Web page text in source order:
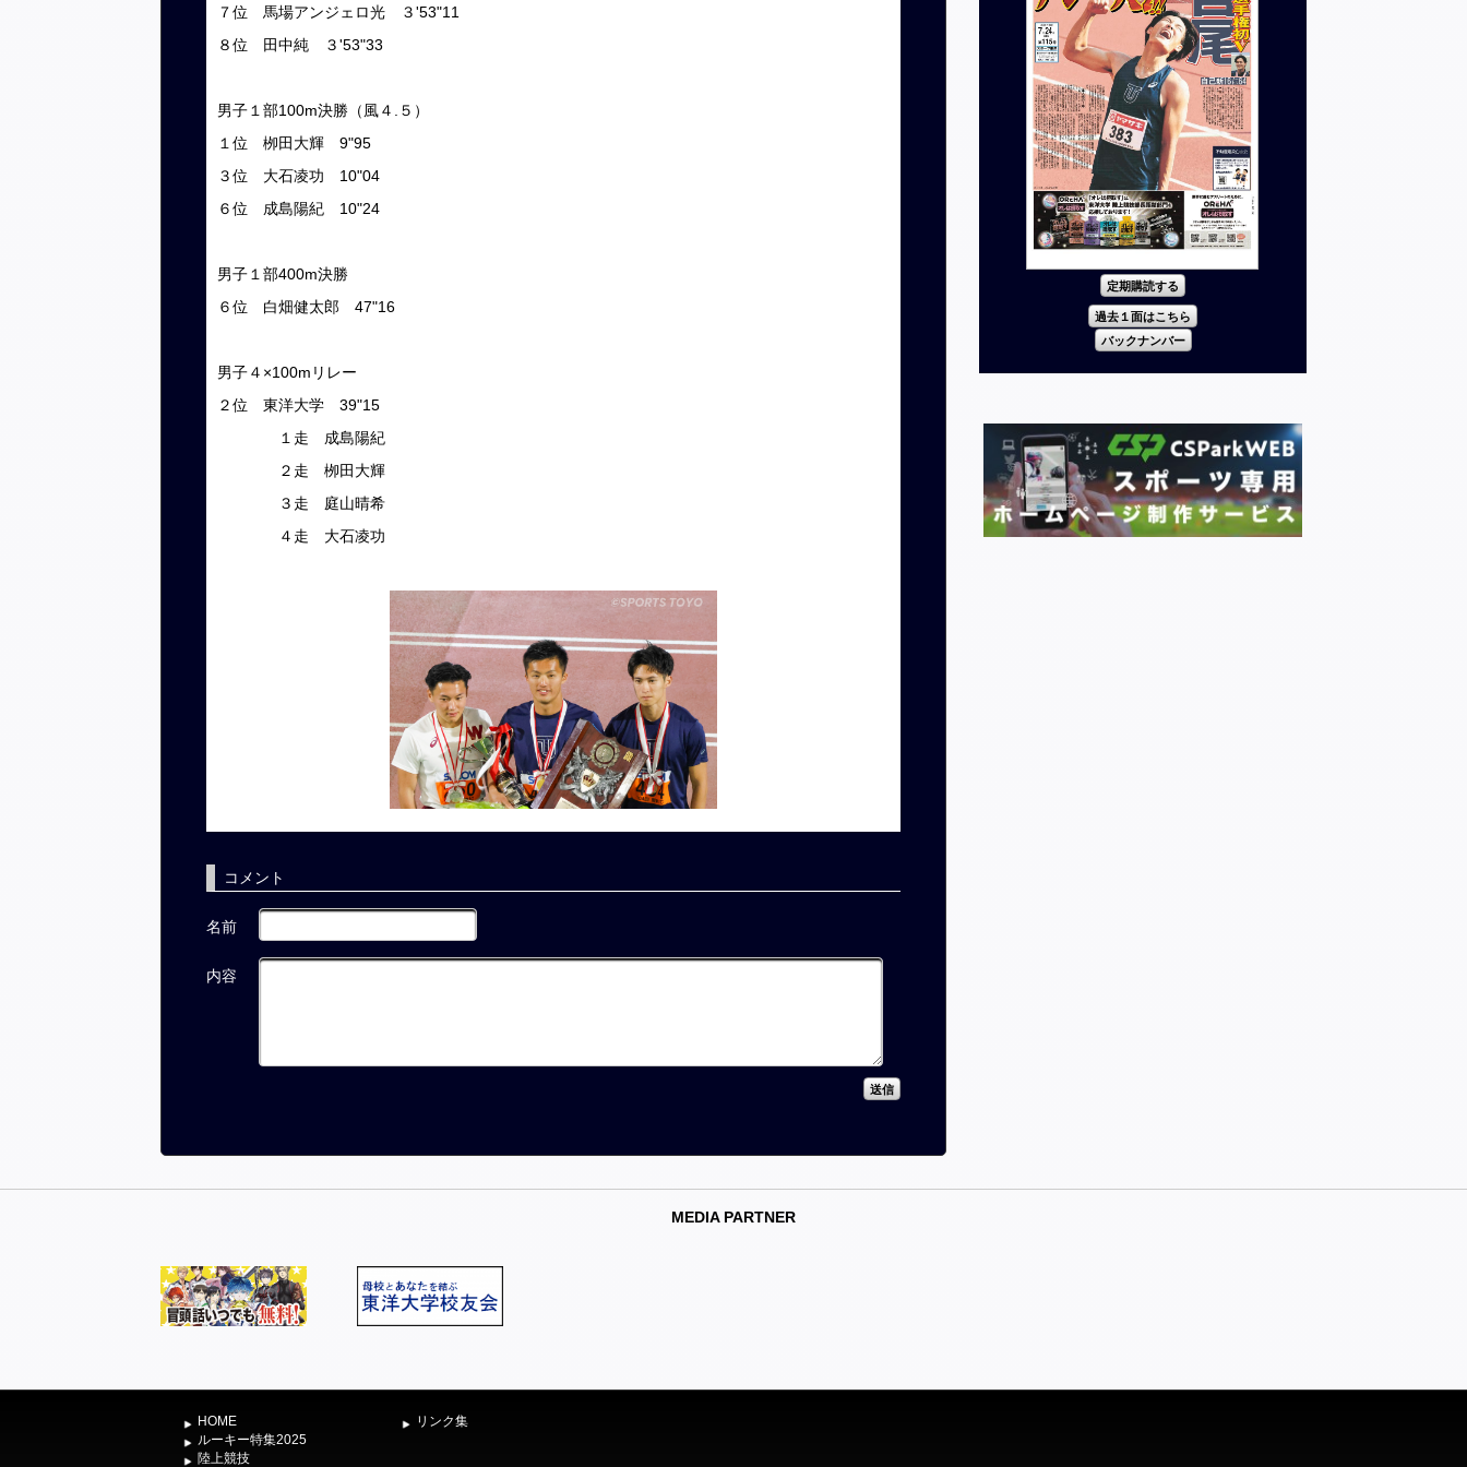
７位 馬場アンジェロ光 ３'53"11
８位 田中純 ３'53"33
男子１部100m決勝（風４.５）
１位 栁田大輝 9"95
３位 大石凌功 10"04
６位 成島陽紀 10"24
男子１部400m決勝
６位 白畑健太郎 47"16
男子４×100mリレー
２位 東洋大学 39"15
１走 成島陽紀
２走 栁田大輝
３走 庭山晴希
４走 大石凌功
コメント
名前
内容
定期購読する
過去１面はこちら
バックナンバー
MEDIA PARTNER
HOME
ルーキー特集2025
陸上競技
リンク集